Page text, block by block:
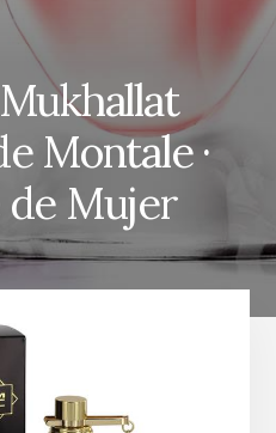
Montale ·
Mujer